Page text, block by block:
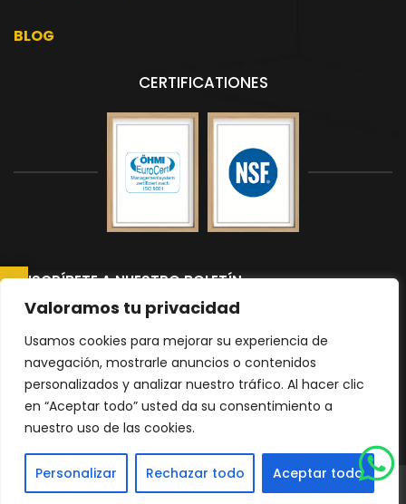
Valoramos tu privacidad
Usamos cookies para mejorar su experiencia de
navegación, mostrarle anuncios o contenidos
personalizados y analizar nuestro tráfico. Al hacer clic
en “Aceptar todo” usted da su consentimiento a
nuestro uso de las cookies.
Personalizar Rechazar todo Aceptar todo
BLOG
CERTIFICATIONES
SUSCRÍBETE A NUESTRO BOLETÍN
Suscríbete a nuestro boletín para recibir las últimas noticias y
Please
leave
this
field
Política de Privacidad
© 2026 Todos los derechos reservados Encimeras Malaga